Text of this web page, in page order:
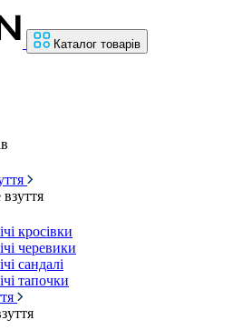
Каталог товарів
кросівки
черевики
сандалі
тапочки